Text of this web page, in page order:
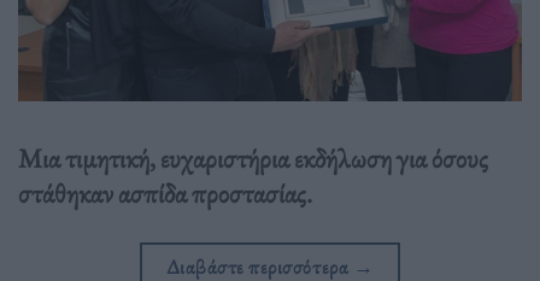
Μια τιμητική, ευχαριστήρια εκδήλωση για όσους
στάθηκαν ασπίδα προστασίας.
Διαβάστε περισσότερα →